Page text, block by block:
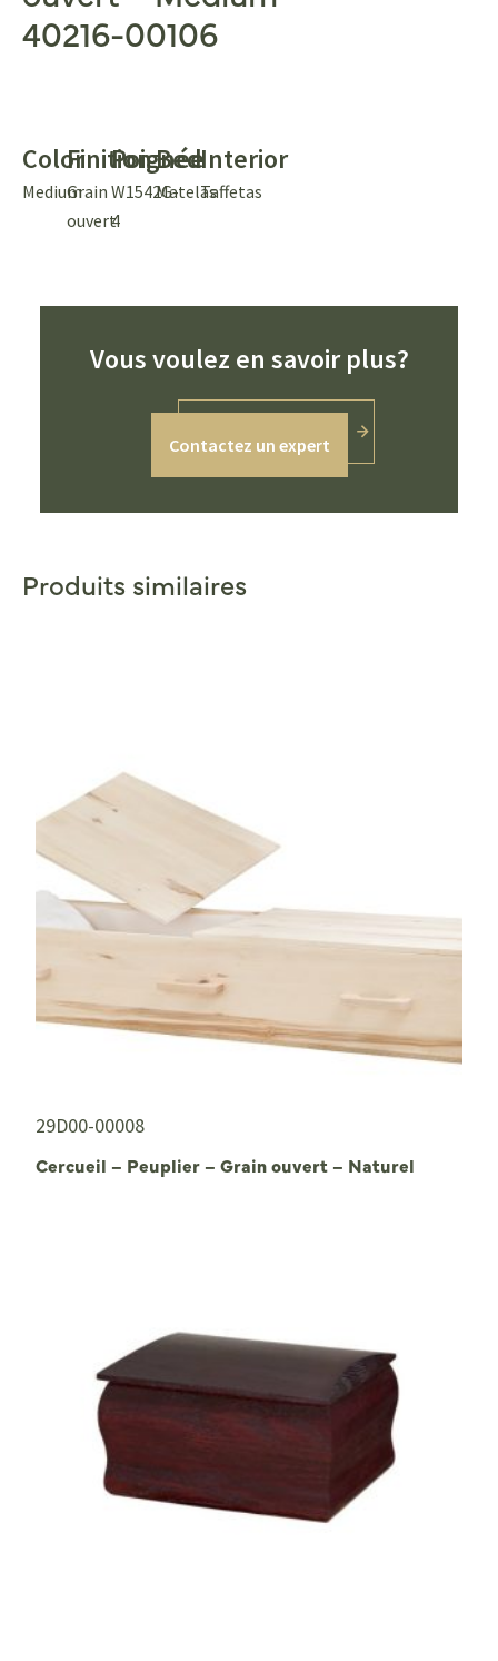
40216-00106
Color
Medium
Finition
Grain
ouvert
Poignée
W1542G-
4
Bed
Matelas
Interior
Taffetas
Vous voulez en savoir plus?
Contactez un expert
Produits similaires
29D00-00008
Cercueil – Peuplier – Grain ouvert – Naturel